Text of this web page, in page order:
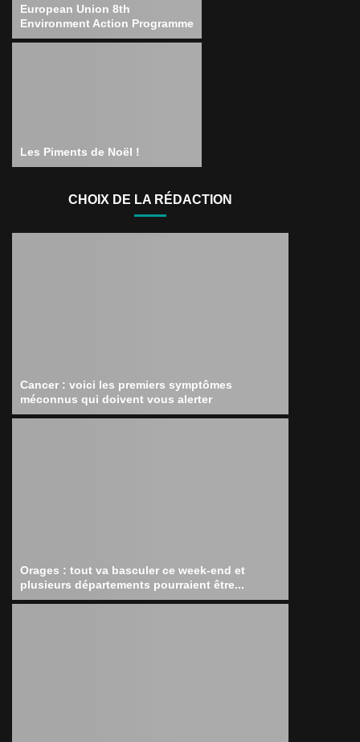
European Union 8th
Environment Action Programme
Les Piments de Noël !
CHOIX DE LA RÉDACTION
Cancer : voici les premiers symptômes
méconnus qui doivent vous alerter
Orages : tout va basculer ce week-end et
plusieurs départements pourraient être...